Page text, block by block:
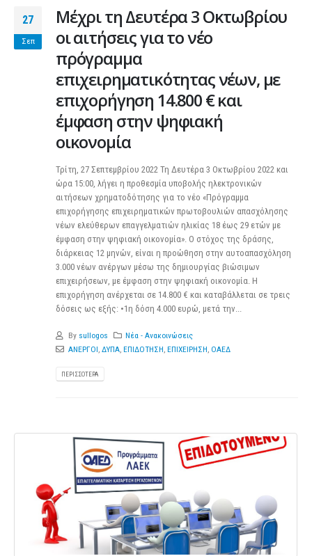
27
Σεπ
Μέχρι τη Δευτέρα 3 Οκτωβρίου
οι αιτήσεις για το νέο
πρόγραμμα
επιχειρηματικότητας νέων, με
επιχορήγηση 14.800 € και
έμφαση στην ψηφιακή
οικονομία
Τρίτη, 27 Σεπτεμβρίου 2022 Τη Δευτέρα 3 Οκτωβρίου 2022 και
ώρα 15:00, λήγει η προθεσμία υποβολής ηλεκτρονικών
αιτήσεων χρηματοδότησης για το νέο «Πρόγραμμα
επιχορήγησης επιχειρηματικών πρωτοβουλιών απασχόλησης
νέων ελεύθερων επαγγελματιών ηλικίας 18 έως 29 ετών με
έμφαση στην ψηφιακή οικονομία». Ο στόχος της δράσης,
διάρκειας 12 μηνών, είναι η προώθηση στην αυτοαπασχόληση
3.000 νέων ανέργων μέσω της δημιουργίας βιώσιμων
επιχειρήσεων, με έμφαση στην ψηφιακή οικονομία. Η
επιχορήγηση ανέρχεται σε 14.800 € και καταβάλλεται σε τρεις
δόσεις ως εξής: •1η δόση 4.000 ευρώ, μετά την...
By sullogos
Νέα - Ανακοινώσεις
ΑΝΕΡΓΟΙ, ΔΥΠΑ, ΕΠΙΔΟΤΗΣΗ, ΕΠΙΧΕΙΡΗΣΗ, ΟΑΕΔ
ΠΕΡΙΣΣΌΤΕΡΑ